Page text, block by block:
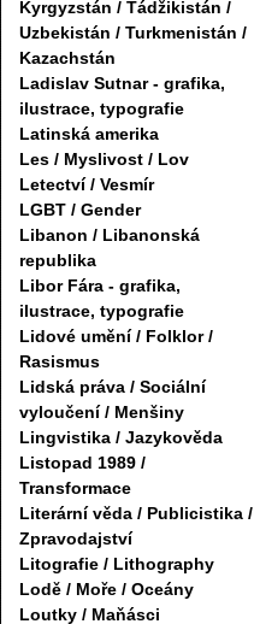
Kyrgyzstán / Tádžikistán /
Uzbekistán / Turkmenistán /
Kazachstán
Ladislav Sutnar - grafika,
ilustrace, typografie
Latinská amerika
Les / Myslivost / Lov
Letectví / Vesmír
LGBT / Gender
Libanon / Libanonská
republika
Libor Fára - grafika,
ilustrace, typografie
Lidové umění / Folklor /
Rasismus
Lidská práva / Sociální
vyloučení / Menšiny
Lingvistika / Jazykověda
Listopad 1989 /
Transformace
Literární věda / Publicistika /
Zpravodajství
Litografie / Lithography
Lodě / Moře / Oceány
Loutky / Maňásci